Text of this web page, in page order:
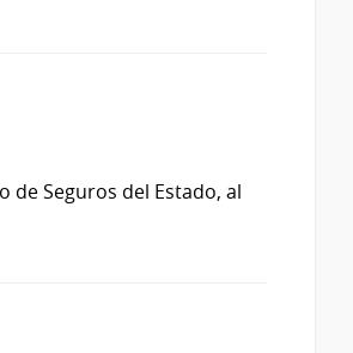
de Seguros del Estado, al